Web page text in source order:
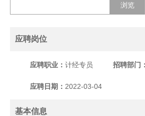
浏览
应聘岗位
应聘职业： 计经专员 招聘部门：
应聘日期： 2022-03-04
基本信息